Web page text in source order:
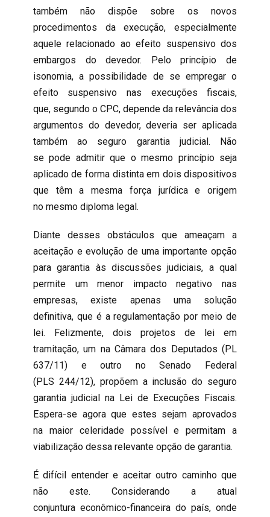
também não dispõe sobre os novos
procedimentos da execução, especialmente
aquele relacionado ao efeito suspensivo dos
embargos do devedor. Pelo princípio de
isonomia, a possibilidade de se empregar o
efeito suspensivo nas execuções fiscais,
que, segundo o CPC, depende da relevância dos
argumentos do devedor, deveria ser aplicada
também ao seguro garantia judicial. Não
se pode admitir que o mesmo princípio seja
aplicado de forma distinta em dois dispositivos
que têm a mesma força jurídica e origem
no mesmo diploma legal.
Diante desses obstáculos que ameaçam a
aceitação e evolução de uma importante opção
para garantia às discussões judiciais, a qual
permite um menor impacto negativo nas
empresas, existe apenas uma solução
definitiva, que é a regulamentação por meio de
lei. Felizmente, dois projetos de lei em
tramitação, um na Câmara dos Deputados (PL
637/11) e outro no Senado Federal
(PLS 244/12), propõem a inclusão do seguro
garantia judicial na Lei de Execuções Fiscais.
Espera-se agora que estes sejam aprovados
na maior celeridade possível e permitam a
viabilização dessa relevante opção de garantia.
É difícil entender e aceitar outro caminho que
não este. Considerando a atual
conjuntura econômico-financeira do país, onde